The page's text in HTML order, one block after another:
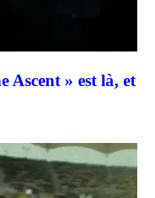
Ascent » est là, et